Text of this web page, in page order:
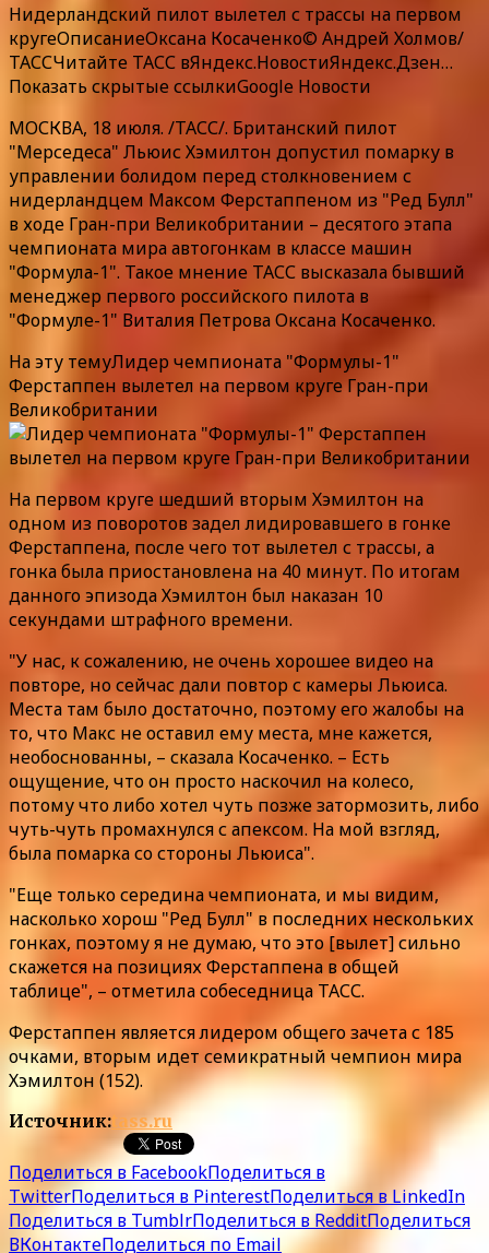
Нидерландский пилот вылетел с трассы на первом
кругеОписаниеОксана Косаченко© Андрей Холмов/
ТАССЧитайте ТАСС вЯндекс.НовостиЯндекс.Дзен…
Показать скрытые ссылкиGoogle Новости
МОСКВА, 18 июля. /ТАСС/. Британский пилот
"Мерседеса" Льюис Хэмилтон допустил помарку в
управлении болидом перед столкновением с
нидерландцем Максом Ферстаппеном из "Ред Булл"
в ходе Гран-при Великобритании – десятого этапа
чемпионата мира автогонкам в классе машин
"Формула-1". Такое мнение ТАСС высказала бывший
менеджер первого российского пилота в
"Формуле-1" Виталия Петрова Оксана Косаченко.
На эту темуЛидер чемпионата "Формулы-1"
Ферстаппен вылетел на первом круге Гран-при
Великобритании
На первом круге шедший вторым Хэмилтон на
одном из поворотов задел лидировавшего в гонке
Ферстаппена, после чего тот вылетел с трассы, а
гонка была приостановлена на 40 минут. По итогам
данного эпизода Хэмилтон был наказан 10
секундами штрафного времени.
"У нас, к сожалению, не очень хорошее видео на
повторе, но сейчас дали повтор с камеры Льюиса.
Места там было достаточно, поэтому его жалобы на
то, что Макс не оставил ему места, мне кажется,
необоснованны, – сказала Косаченко. – Есть
ощущение, что он просто наскочил на колесо,
потому что либо хотел чуть позже затормозить, либо
чуть-чуть промахнулся с апексом. На мой взгляд,
была помарка со стороны Льюиса".
"Еще только середина чемпионата, и мы видим,
насколько хорош "Ред Булл" в последних нескольких
гонках, поэтому я не думаю, что это [вылет] сильно
скажется на позициях Ферстаппена в общей
таблице", – отметила собеседница ТАСС.
Ферстаппен является лидером общего зачета с 185
очками, вторым идет семикратный чемпион мира
Хэмилтон (152).
Источник:tass.ru
Поделиться в FacebookПоделиться в
TwitterПоделиться в PinterestПоделиться в LinkedIn
Поделиться в TumblrПоделиться в RedditПоделиться
ВКонтактеПоделиться по Email